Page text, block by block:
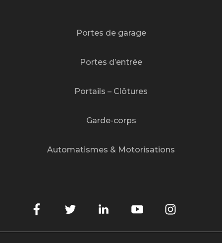
Portes de garage
Portes d’entrée
Portails – Clôtures
Garde-corps
Automatismes & Motorisations